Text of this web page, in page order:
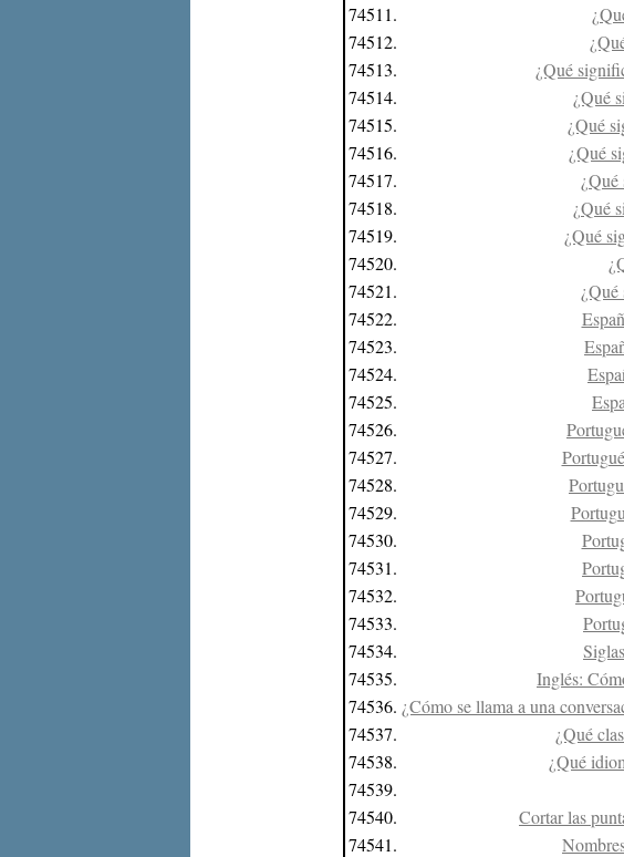
74511.
74512.
74513.
¿Qué
74514.
¿Qué
74515.
¿Qué
74516.
¿Qué
74517.
74518.
¿Qué
74519.
¿Qué
74520.
74521.
74522.
74523.
74524.
74525.
74526.
74527.
74528.
74529.
74530.
74531.
74532.
74533.
74534.
74535.
Inglés:
74536. ¿Cómo se llama a una
74537.
¿Qué
74538.
¿Qué
74539.
74540.
Cortar las
74541.